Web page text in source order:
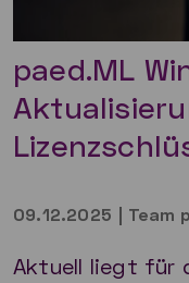
paed.ML
09.12.2025 | Team
Aktuell liegt für